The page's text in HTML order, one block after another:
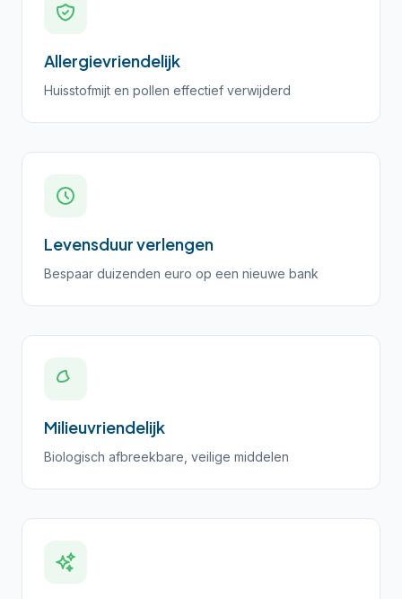
Allergievriendelijk
Huisstofmijt en pollen effectief verwijderd
Levensduur verlengen
Bespaar duizenden euro op een nieuwe bank
Milieuvriendelijk
Biologisch afbreekbare, veilige middelen